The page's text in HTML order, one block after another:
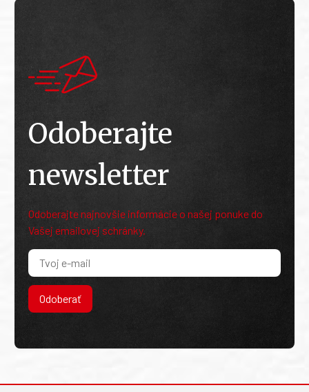
Odoberajte
newsletter
Odoberajte najnovšie informácie o našej ponuke do
Vašej emailovej schránky.
Odoberať